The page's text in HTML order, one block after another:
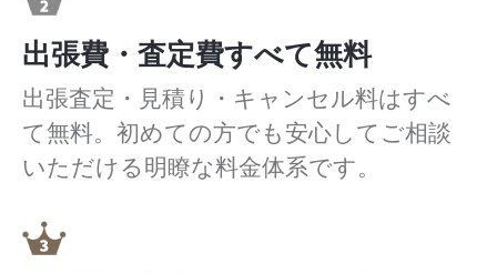
出張費・査定費すべて無料
出張査定・見積り・キャンセル料はすべ
て無料。初めての方でも安心してご相談
いただける明瞭な料金体系です。